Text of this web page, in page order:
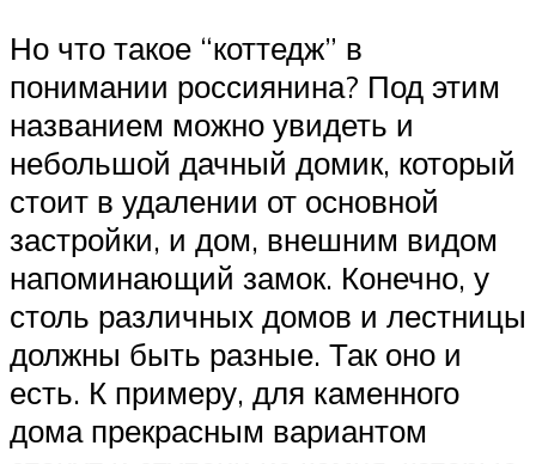
Но что такое “коттедж” в
понимании россиянина? Под этим
названием можно увидеть и
небольшой дачный домик, который
стоит в удалении от основной
застройки, и дом, внешним видом
напоминающий замок. Конечно, у
столь различных домов и лестницы
должны быть разные. Так оно и
есть. К примеру, для каменного
дома прекрасным вариантом